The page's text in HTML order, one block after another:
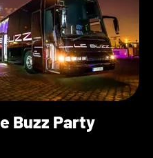
Buzz Party